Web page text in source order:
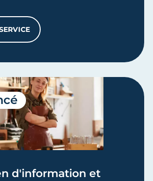
- CONSTITUTION DE MA SOCIÉTÉ
d'information et